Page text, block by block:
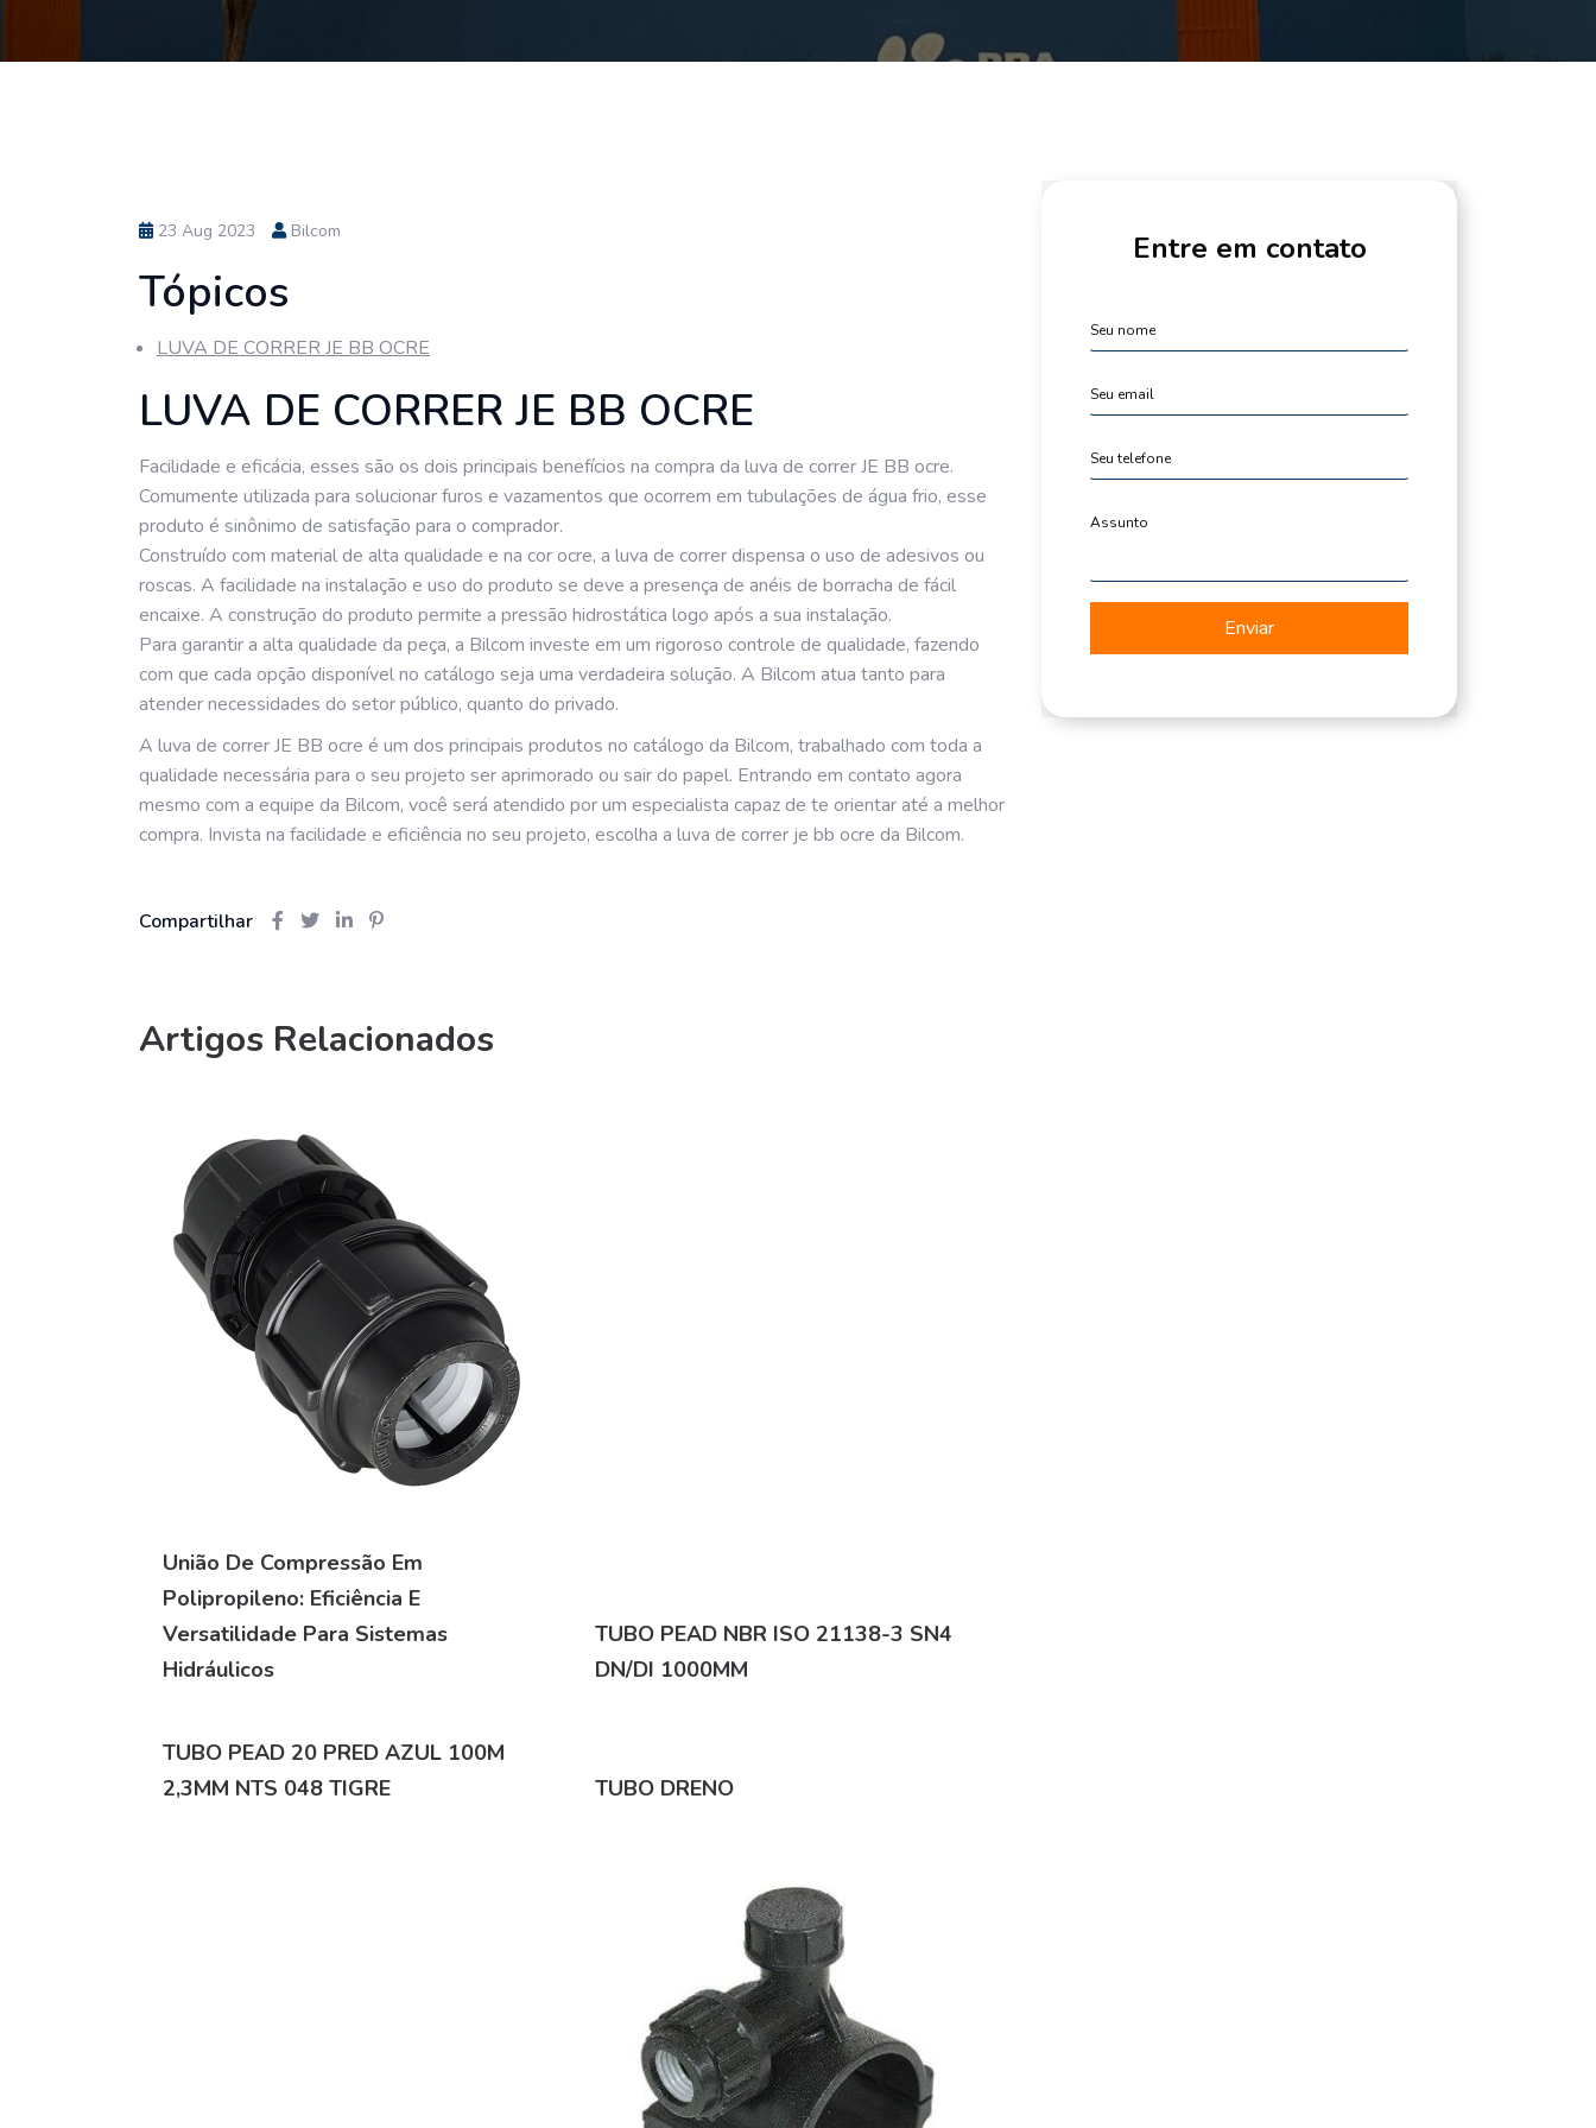
23 Aug 2023 Bilcom
Tópicos
LUVA DE CORRER JE BB OCRE
LUVA DE CORRER JE BB OCRE
Facilidade e eficácia, esses são os dois principais benefícios na compra da luva de correr JE BB ocre.
Comumente utilizada para solucionar furos e vazamentos que ocorrem em tubulações de água frio, esse
produto é sinônimo de satisfação para o comprador.
Construído com material de alta qualidade e na cor ocre, a luva de correr dispensa o uso de adesivos ou
roscas. A facilidade na instalação e uso do produto se deve a presença de anéis de borracha de fácil
encaixe. A construção do produto permite a pressão hidrostática logo após a sua instalação.
Para garantir a alta qualidade da peça, a Bilcom investe em um rigoroso controle de qualidade, fazendo
com que cada opção disponível no catálogo seja uma verdadeira solução. A Bilcom atua tanto para
atender necessidades do setor público, quanto do privado.
A luva de correr JE BB ocre é um dos principais produtos no catálogo da Bilcom, trabalhado com toda a
qualidade necessária para o seu projeto ser aprimorado ou sair do papel. Entrando em contato agora
mesmo com a equipe da Bilcom, você será atendido por um especialista capaz de te orientar até a melhor
compra. Invista na facilidade e eficiência no seu projeto, escolha a luva de correr je bb ocre da Bilcom.
Compartilhar
Artigos Relacionados
União De Compressão Em
Polipropileno: Eficiência E
Versatilidade Para Sistemas
Hidráulicos
TUBO PEAD NBR ISO 21138-3 SN4
DN/DI 1000MM
TUBO PEAD 20 PRED AZUL 100M
2,3MM NTS 048 TIGRE
TUBO DRENO
Entre em contato
Enviar